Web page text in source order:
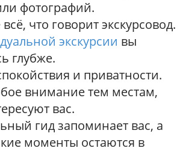
фотографий.
что говорит экскурсовод.
экскурсии вы
глубже.
и приватности.
внимание тем местам,
вас.
гид запоминает вас, а
моменты остаются в